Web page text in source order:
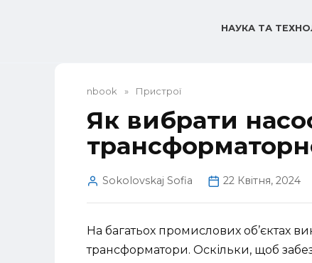
НАУКА ТА
nbook » Пристрої
Як вибрати
Sokolovskaj Sofia 22 Квітня, 2024
На багатьох промислових об’єктах
трансформатори. Оскільки, щоб